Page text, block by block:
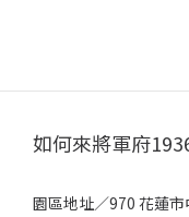
如何來將軍府
園區地址／970 花蓮